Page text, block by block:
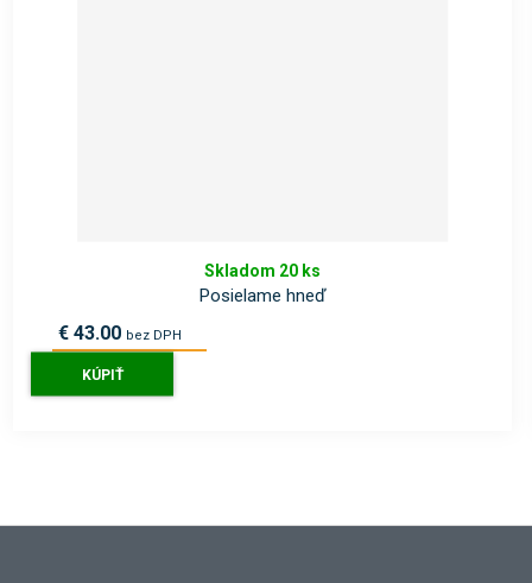
€ 43.00 bez DPH
€ 52.90
Skladom 20 ks
Posielame hneď
KÚPIŤ